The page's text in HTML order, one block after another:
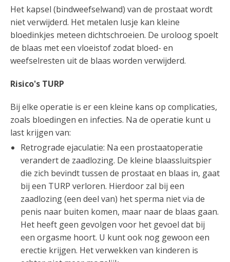
Het kapsel (bindweefselwand) van de prostaat wordt
niet verwijderd. Het metalen lusje kan kleine
bloedinkjes meteen dichtschroeien. De uroloog spoelt
de blaas met een vloeistof zodat bloed- en
weefselresten uit de blaas worden verwijderd.
Risico's TURP
Bij elke operatie is er een kleine kans op complicaties,
zoals bloedingen en infecties. Na de operatie kunt u
last krijgen van:
Retrograde ejaculatie: Na een prostaatoperatie
verandert de zaadlozing. De kleine blaassluitspier
die zich bevindt tussen de prostaat en blaas in, gaat
bij een TURP verloren. Hierdoor zal bij een
zaadlozing (een deel van) het sperma niet via de
penis naar buiten komen, maar naar de blaas gaan.
Het heeft geen gevolgen voor het gevoel dat bij
een orgasme hoort. U kunt ook nog gewoon een
erectie krijgen. Het verwekken van kinderen is